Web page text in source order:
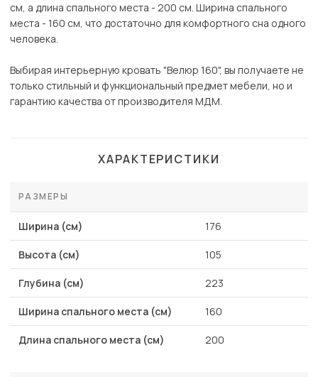
см, а длина спального места - 200 см. Ширина спального
места - 160 см, что достаточно для комфортного сна одного
человека.
Выбирая интерьерную кровать "Велюр 160", вы получаете не
только стильный и функциональный предмет мебели, но и
гарантию качества от производителя МДМ.
ХАРАКТЕРИСТИКИ
РАЗМЕРЫ
Ширина (см) 176
Высота (см) 105
Глубина (см) 223
Ширина спального места (см) 160
Длина спального места (см) 200